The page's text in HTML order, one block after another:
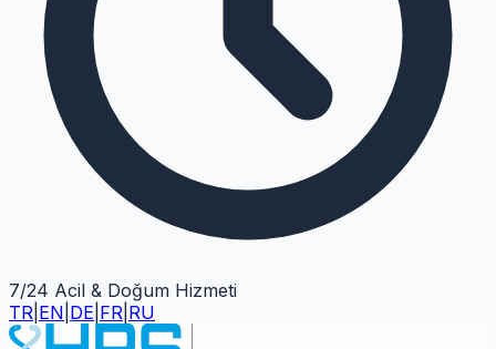
7/24 Acil & Doğum Hizmeti
TR EN DE FR RU